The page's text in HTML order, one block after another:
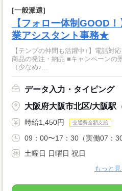
[一般派遣]
【フォロー体制GOOD
業アシスタント事務★
【テンプの仲間も活躍中↑】電話対
商品の発注・納品 ■キャンペーンの
（少なめ♪...
データ入力・タイピング
大阪府大阪市北区/大阪駅
時給1,450円 交通費全額支給
09：00〜17：30（実働07：
土曜日 日曜日 祝日
もっと見